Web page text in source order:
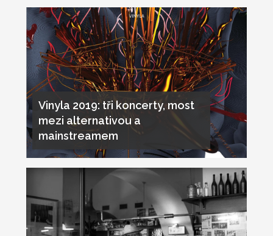
Vinyla 2019: tři koncerty, most
mezi alternativou a
mainstreamem